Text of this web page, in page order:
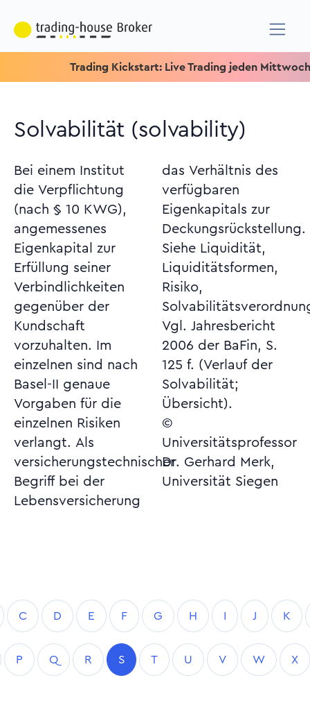
Trading Kickstart: Live Trading jeden Mittwoch um
Solvabilität (solvability)
Bei einem Institut
die Verpflichtung
(nach § 10 KWG),
angemessenes
Eigenkapital zur
Erfüllung seiner
Verbindlichkeiten
gegenüber der
Kundschaft
vorzuhalten. Im
einzelnen sind nach
Basel-II genaue
Vorgaben für die
einzelnen Risiken
verlangt. Als
versicherungstechnischer
Begriff bei der
Lebensversicherung
das Verhältnis des
verfügbaren
Eigenkapitals zur
Deckungsrückstellung.
Siehe Liquidität,
Liquiditätsformen,
Risiko,
Solvabilitätsverordnung.
Vgl. Jahresbericht
2006 der BaFin, S.
125 f. (Verlauf der
Solvabilität;
Übersicht).
©
Universitätsprofessor
Dr. Gerhard Merk,
Universität Siegen
C D E F G H I J K
P Q R S T U V W X